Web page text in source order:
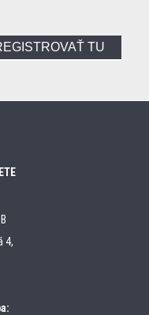
TU
4,